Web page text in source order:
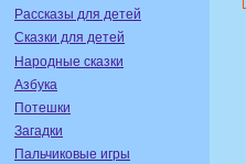
Рассказы для детей
Сказки для детей
Народные сказки
Азбука
Потешки
Загадки
Пальчиковые игры